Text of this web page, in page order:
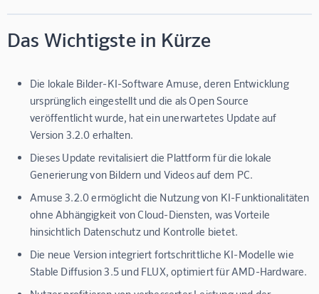
Das Wichtigste in Kürze
Die lokale Bilder-KI-Software Amuse, deren Entwicklung
ursprünglich eingestellt und die als Open Source
veröffentlicht wurde, hat ein unerwartetes Update auf
Version 3.2.0 erhalten.
Dieses Update revitalisiert die Plattform für die lokale
Generierung von Bildern und Videos auf dem PC.
Amuse 3.2.0 ermöglicht die Nutzung von KI-Funktionalitäten
ohne Abhängigkeit von Cloud-Diensten, was Vorteile
hinsichtlich Datenschutz und Kontrolle bietet.
Die neue Version integriert fortschrittliche KI-Modelle wie
Stable Diffusion 3.5 und FLUX, optimiert für AMD-Hardware.